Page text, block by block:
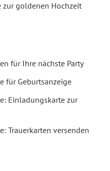
zur goldenen Hochzeit
für Ihre nächste Party
für Geburtsanzeige
Einladungskarte zur
Trauerkarten versenden